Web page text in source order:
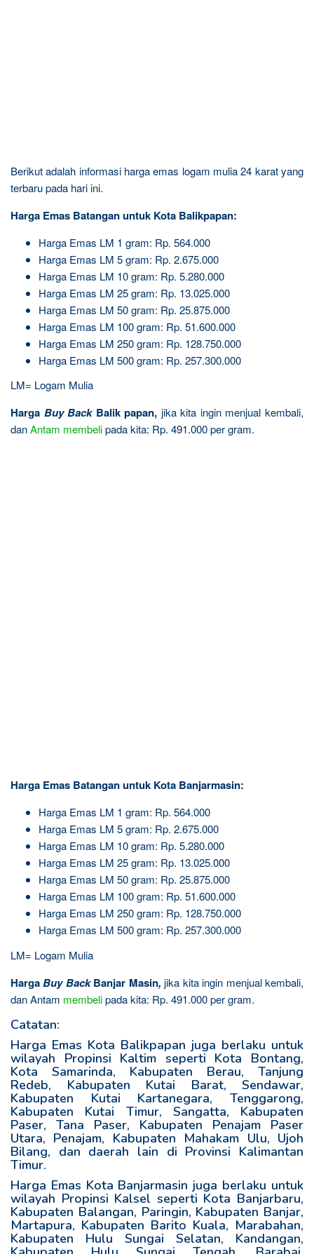
Berikut adalah informasi harga emas logam mulia 24 karat yang
terbaru pada hari ini.
Harga Emas Batangan untuk Kota Balikpapan:
Harga Emas LM 1 gram: Rp. 564.000
Harga Emas LM 5 gram: Rp. 2.675.000
Harga Emas LM 10 gram: Rp. 5.280.000
Harga Emas LM 25 gram: Rp. 13.025.000
Harga Emas LM 50 gram: Rp. 25.875.000
Harga Emas LM 100 gram: Rp. 51.600.000
Harga Emas LM 250 gram: Rp. 128.750.000
Harga Emas LM 500 gram: Rp. 257.300.000
LM= Logam Mulia
Harga Buy Back Balik papan, jika kita ingin menjual kembali,
danAntam membelipada kita: Rp. 491.000 per gram.
Harga Emas Batangan untuk Kota Banjarmasin:
Harga Emas LM 1 gram: Rp. 564.000
Harga Emas LM 5 gram: Rp. 2.675.000
Harga Emas LM 10 gram: Rp. 5.280.000
Harga Emas LM 25 gram: Rp. 13.025.000
Harga Emas LM 50 gram: Rp. 25.875.000
Harga Emas LM 100 gram: Rp. 51.600.000
Harga Emas LM 250 gram: Rp. 128.750.000
Harga Emas LM 500 gram: Rp. 257.300.000
LM= Logam Mulia
HargaBuy BackBanjar Masin,jika kita ingin menjual kembali,
dan Antam membelipada kita: Rp. 491.000 per gram.
Catatan:
Harga Emas Kota Balikpapan juga berlaku untuk
wilayah Propinsi Kaltim seperti Kota Bontang,
Kota Samarinda, Kabupaten Berau, Tanjung
Redeb, Kabupaten Kutai Barat, Sendawar,
Kabupaten Kutai Kartanegara, Tenggarong,
Kabupaten Kutai Timur, Sangatta, Kabupaten
Paser, Tana Paser, Kabupaten Penajam Paser
Utara, Penajam, Kabupaten Mahakam Ulu, Ujoh
Bilang, dan daerah lain di Provinsi Kalimantan
Timur.
Harga Emas Kota Banjarmasin juga berlaku untuk
wilayah Propinsi Kalsel seperti Kota Banjarbaru,
Kabupaten Balangan, Paringin, Kabupaten Banjar,
Martapura, Kabupaten Barito Kuala, Marabahan,
Kabupaten Hulu Sungai Selatan, Kandangan,